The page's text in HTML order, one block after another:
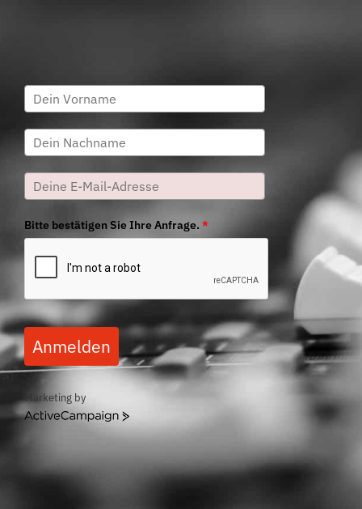
Bitte bestätigen Sie Ihre Anfrage. *
Anmelden
Marketing by
ActiveCampaign